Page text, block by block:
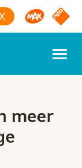
Omroep
NPO
meer